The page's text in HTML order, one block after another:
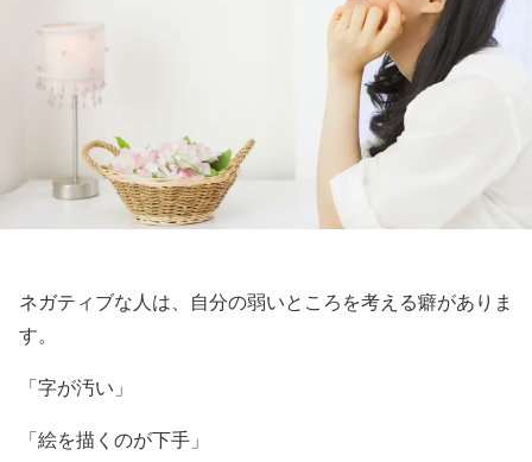
ネガティブな人は、自分の弱いところを考える癖がありま
す。
「字が汚い」
「絵を描くのが下手」